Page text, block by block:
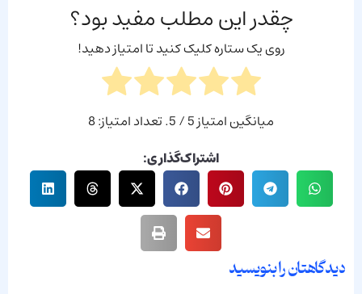
چقدر این مطلب مفید بود؟
روی یک ستاره کلیک کنید تا امتیاز دهید!
میانگین امتیاز5/ 5. تعداد امتیاز:
8
اشتراک‌گذاری:
دیدگاهتان را بنویسید